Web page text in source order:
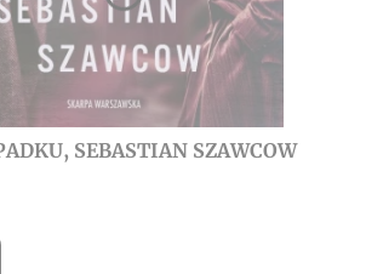
SEBASTIAN SZAWCOW